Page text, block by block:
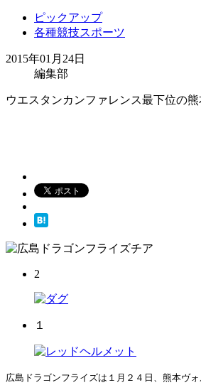
ピックアップ
各種競技スポーツ
2015年01月24日
編集部
ウエスタンカンファレンス最下位の
2
１
広島ドラゴンフライズは１月２４日、熊本ヴ